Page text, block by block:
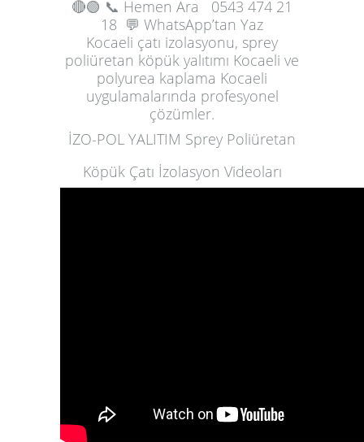
🔴🟢 📞 Hemen Ara
0543 474 21
18 💬 WhatsApp’tan Yaz
Kocaeli çatı izolasyonu, sprey
poliüretan köpük yalıtımı Kocaeli ve
polyurea kaplama Kocaeli
uygulamalarında profesyonel
çözümler.
İZO-POL YALITIM Sprey Poliüretan
Köpük Çatı İzolasyon Videoları